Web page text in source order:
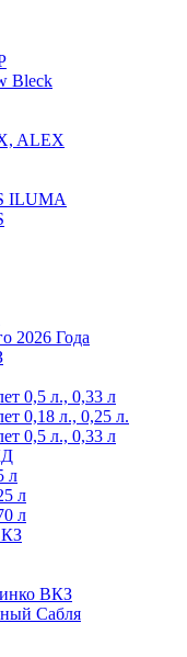
Bleck
ALEX
ILUMA
2026 Года
0,5 л., 0,33 л
0,18 л., 0,25 л.
0,5 л., 0,33 л
л
л
л
ВКЗ
Сабля